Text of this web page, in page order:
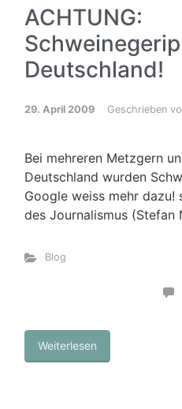
ACHTUNG:
Deutschland!
29. April 2009 Geschrieben
Bei mehreren Metzgern
Deutschland wurden
Google weiss mehr dazu!
des Journalismus (Stefan
Blog
Weiterlesen